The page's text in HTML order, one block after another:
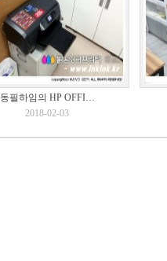
동필하임의 HP OFFI…
2018-02-03